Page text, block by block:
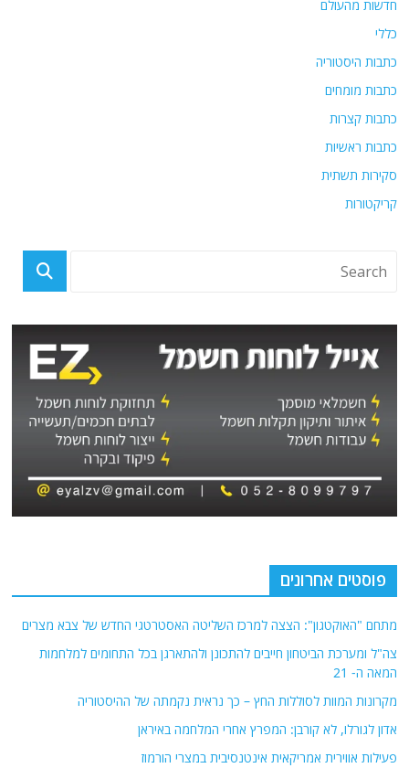
חדשות מהעולם
כללי
כתבות היסטוריה
כתבות מומחים
כתבות קצרות
כתבות ראשיות
סקירות תשתית
קריקטורות
פוסטים אחרונים
מתחם "האוקטגון": הצצה למרכז השליטה האסטרטגי החדש של צבא מצרים
צה"ל ומערכת הביטחון חייבים להתכונן ולהתארגן בכל התחומים למלחמות
המאה ה- 21
מקרונות המוות לסוללות החץ – כך נראית נקמתה של ההיסטוריה
אדון לגורלו, לא קורבן: המפרץ אחרי המלחמה באיראן
פעילות אווירית אמריקאית אינטנסיבית במצרי הורמוז